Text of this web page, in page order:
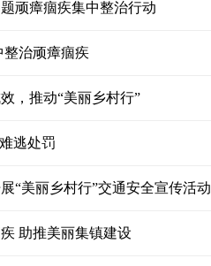
顽瘴痼疾集中整治行动
整治顽瘴痼疾
，推动“美丽乡村行”
逃处罚
“美丽乡村行”交通安全宣传活动
助推美丽集镇建设